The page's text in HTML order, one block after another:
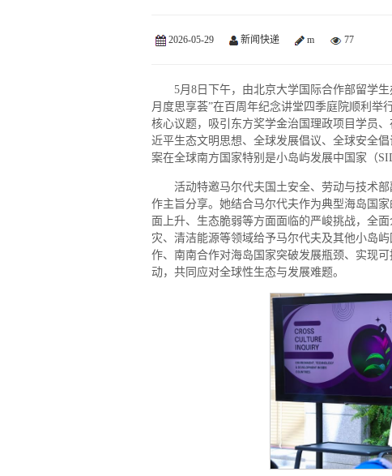
2026-05-29 新闻快递 m 77
5月8日下午，由北京大学国际合作部留学
月度思享荟”在百周年纪念讲堂四季庭院顺利举
核心议题，吸引东方奖学金治国理政项目学员
近平生态文明思想、全球发展倡议、全球安全
案在全球南方国家特别是小岛屿发展中国家（
活动特邀马尔代夫国土安全、劳动与技术
作主旨分享。她结合马尔代夫作为典型海岛国
面上升、生态脆弱等方面面临的严峻挑战，全
灾、清洁能源等领域给予马尔代夫及其他小岛
作、南南合作对海岛国家突破发展瓶颈、实现
动，共同应对全球性生态与发展难题。